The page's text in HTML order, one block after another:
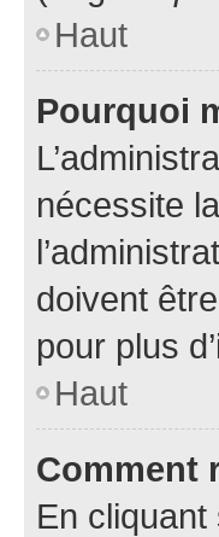
Haut
Pourquoi
nécessite
doivent
pour plus
Haut
Comment
En cliquant